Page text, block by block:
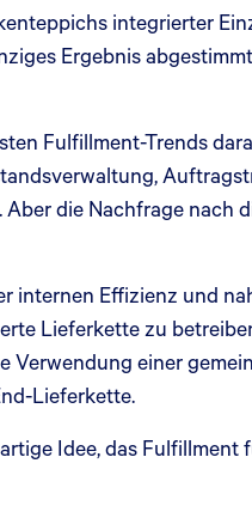
integrierter
Ergebnis
Fulfillment-Trends
die Nachfrage nach
internen Effizienz und
Lieferkette zu
Verwendung einer
Lieferkette.
Idee, das Fulfillment